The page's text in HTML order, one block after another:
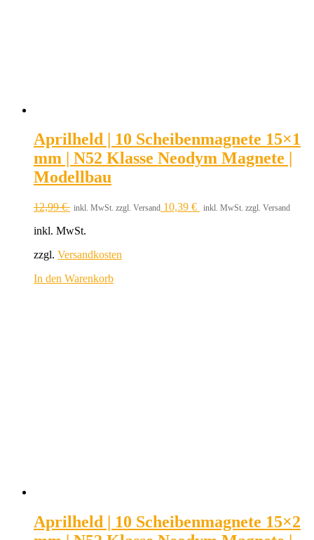
Aprilheld | 10 Scheibenmagnete 15×1
mm | N52 Klasse Neodym Magnete |
Modellbau
12,99€ inkl. MwSt. zzgl. Versand 10,39 € inkl. MwSt. zzgl. Versand
inkl. MwSt.
zzgl. Versandkosten
In den Warenkorb
Aprilheld | 10 Scheibenmagnete 15×2